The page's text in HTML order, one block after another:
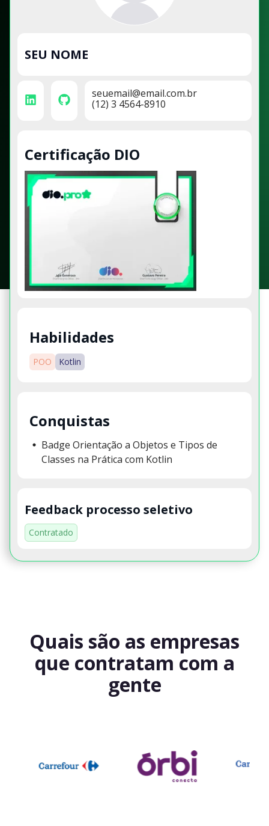
SEU NOME
seuemail@email.com.br
(12) 3 4564-8910
Certificação DIO
Habilidades
POO Kotlin
Conquistas
Badge Orientação a Objetos e Tipos de
Classes na Prática com Kotlin
Feedback processo seletivo
Contratado
Quais são as empresas
que contratam com a
gente